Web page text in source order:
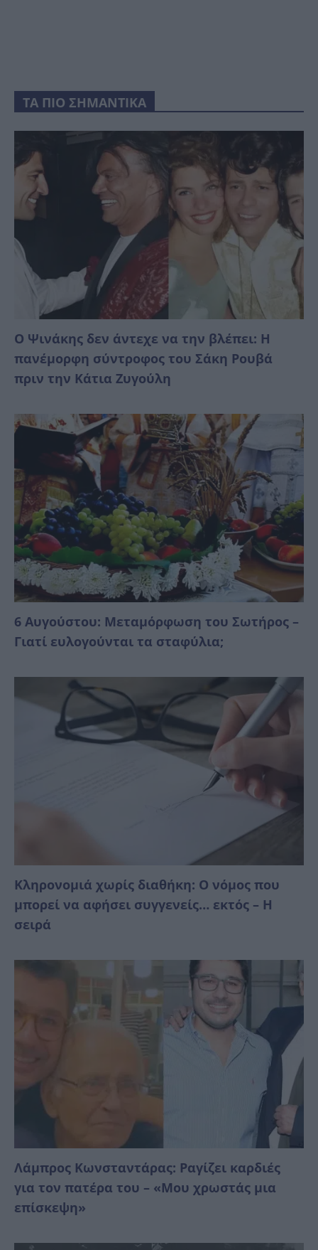
ΤΑ ΠΙΟ ΣΗΜΑΝΤΙΚΑ
Ο Ψινάκης δεν άντεχε να την βλέπει: Η
πανέμορφη σύντροφος του Σάκη Ρουβά
πριν την Κάτια Ζυγούλη
6 Αυγούστου: Μεταμόρφωση του Σωτήρος –
Γιατί ευλογούνται τα σταφύλια;
Κληρονομιά χωρίς διαθήκη: Ο νόμος που
μπορεί να αφήσει συγγενείς… εκτός – Η
σειρά
Λάμπρος Κωνσταντάρας: Ραγίζει καρδιές
για τον πατέρα του – «Μου χρωστάς μια
επίσκεψη»